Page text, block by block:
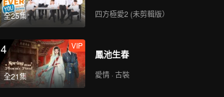
全25集 四方極愛2 (未剪輯版）
4
全21集
VIP
鳳池生春
愛情 · 古裝